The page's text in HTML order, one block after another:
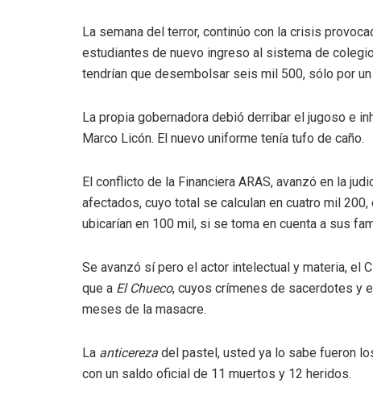
La semana del terror, continúo con la crisis
estudiantes de nuevo ingreso al sistema de
tendrían que desembolsar seis mil 500, sólo por
La propia gobernadora debió derribar el jugoso e
Marco Licón. El nuevo uniforme tenía tufo de caño.
El conflicto de la Financiera ARAS, avanzó en la
afectados, cuyo total se calculan en cuatro mil
ubicarían en 100 mil, si se toma en cuenta a sus
Se avanzó sí pero el actor intelectual y materia, el
que a El Chueco, cuyos crímenes de sacerdotes y
meses de la masacre.
La anticereza del pastel, usted ya lo sabe fueron
con un saldo oficial de 11 muertos y 12 heridos.